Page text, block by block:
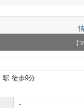
【
駅 徒歩9分
-